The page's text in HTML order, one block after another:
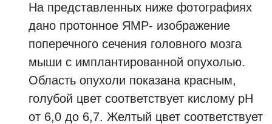
На представленных ниже фотографиях
дано протонное ЯМР- изображение
поперечного сечения головного мозга
мыши с имплантированной опухолью.
Область опухоли показана красным,
голубой цвет соответствует кислому рН
от 6,0 до 6,7. Желтый цвет соответствует